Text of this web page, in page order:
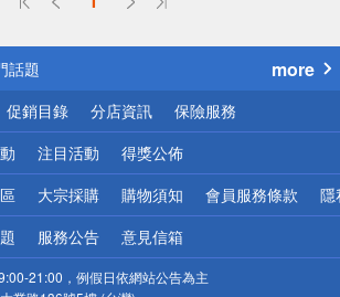
公告
話題
優惠
地區配送
網頁！請小心！
more
促銷目錄 分店資訊 保險服務
注目活動 得獎公佈
大宗採購 購物須知 會員服務條款 隱
服務公告 意見信箱
21:00，例假日依網站公告為主